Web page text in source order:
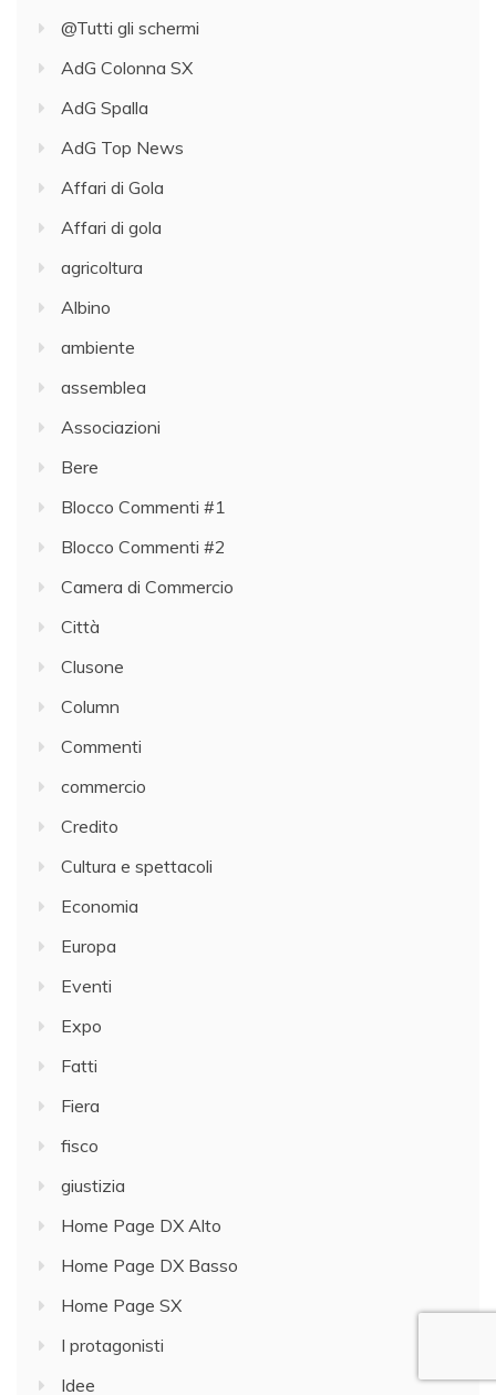
@Tutti gli schermi
AdG Colonna SX
AdG Spalla
AdG Top News
Affari di Gola
Affari di gola
agricoltura
Albino
ambiente
assemblea
Associazioni
Bere
Blocco Commenti #1
Blocco Commenti #2
Camera di Commercio
Città
Clusone
Column
Commenti
commercio
Credito
Cultura e spettacoli
Economia
Europa
Eventi
Expo
Fatti
Fiera
fisco
giustizia
Home Page DX Alto
Home Page DX Basso
Home Page SX
I protagonisti
Idee